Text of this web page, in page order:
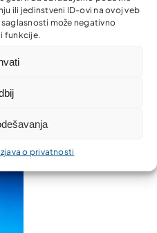
ili jedinstveni ID-ovi na ovoj veb
može negativno
funkcije.
Izjava o privatnosti
2024 – Panel